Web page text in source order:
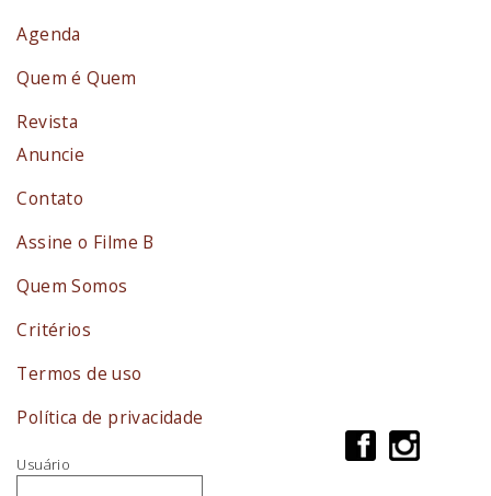
Agenda
Quem é Quem
Revista
Anuncie
Contato
Assine o Filme B
Quem Somos
Critérios
Termos de uso
Política de privacidade
Usuário